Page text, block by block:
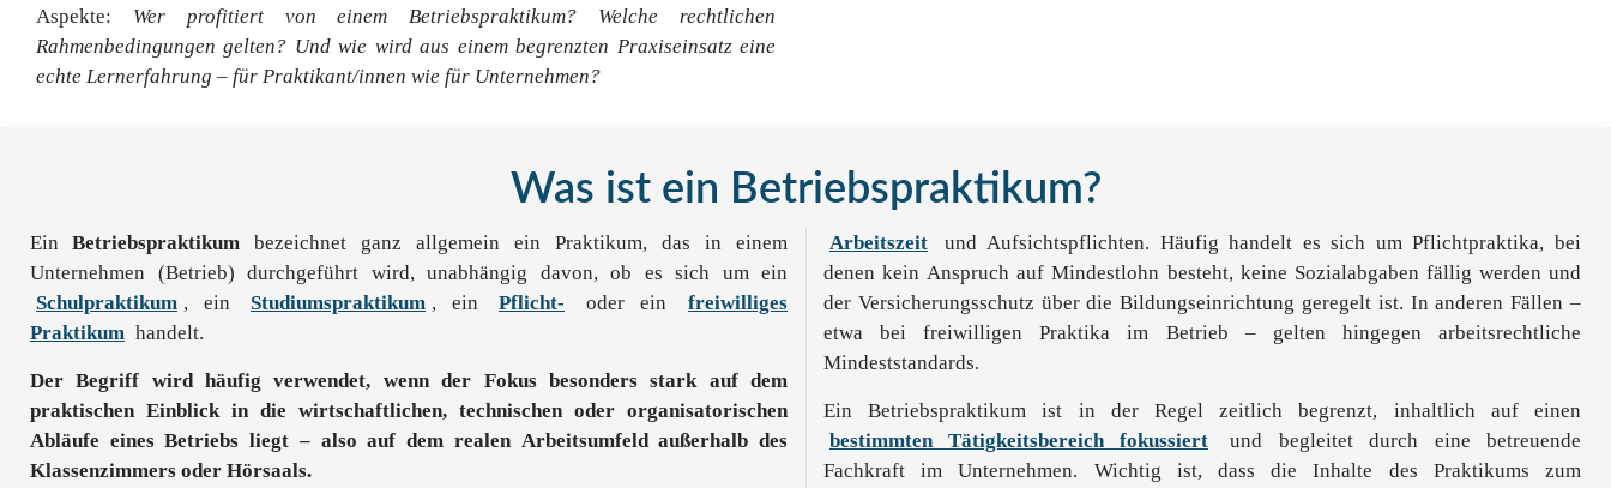
Aspekte: Wer profitiert von einem Betriebspraktikum?
Welche rechtlichen
Rahmenbedingungen gelten? Und wie wird aus einem begrenzten Praxiseinsatz eine
echte Lernerfahrung – für Praktikant/innen wie für Unternehmen?
Was ist ein Betriebspraktikum?
Ein Betriebspraktikum bezeichnet ganz allgemein ein Praktikum, das in einem
Unternehmen (Betrieb) durchgeführt wird, unabhängig davon, ob es sich um ein
Schulpraktikum , ein Studiumspraktikum , ein Pflicht- oder ein
freiwilliges
Praktikum handelt.
Der Begriff wird häufig verwendet, wenn der Fokus besonders stark auf dem
praktischen Einblick in die wirtschaftlichen, technischen oder organisatorischen
Abläufe eines Betriebs liegt – also auf dem realen Arbeitsumfeld außerhalb des
Klassenzimmers oder Hörsaals.
Arbeitszeit
und Aufsichtspflichten. Häufig handelt es sich um Pflichtpraktika, bei
denen kein Anspruch auf Mindestlohn besteht, keine Sozialabgaben fällig werden und
der Versicherungsschutz über die Bildungseinrichtung geregelt ist. In anderen Fällen –
etwa bei freiwilligen Praktika im Betrieb – gelten hingegen arbeitsrechtliche
Mindeststandards.
Ein Betriebspraktikum ist in der Regel zeitlich begrenzt, inhaltlich auf einen
bestimmten Tätigkeitsbereich fokussiert
und begleitet durch eine betreuende
Fachkraft im Unternehmen. Wichtig ist, dass die Inhalte des Praktikums zum